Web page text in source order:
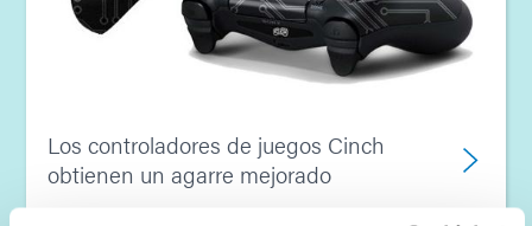
Los controladores de juegos Cinch
obtienen un agarre mejorado